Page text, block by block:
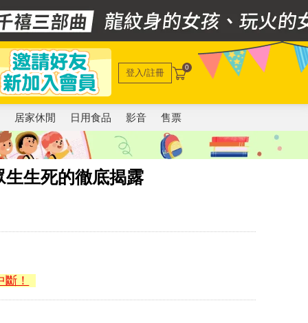
登入/註冊 0
居家休閒 日用食品 影音 售票
生死的徹底揭露
！